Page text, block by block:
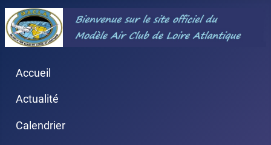
Accueil
Actualité
Calendrier